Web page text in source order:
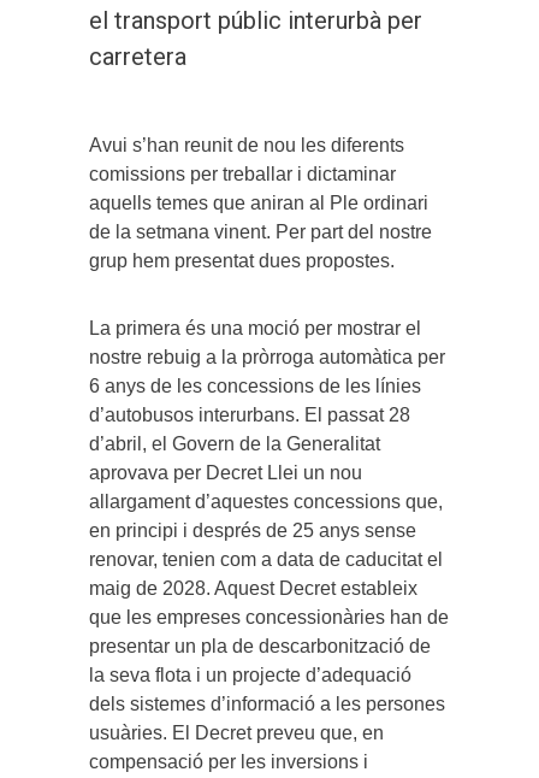
el transport públic interurbà per
carretera
Avui s’han reunit de nou les diferents
comissions per treballar i dictaminar
aquells temes que aniran al Ple ordinari
de la setmana vinent. Per part del nostre
grup hem presentat dues propostes.
La primera és una moció per mostrar el
nostre rebuig a la pròrroga automàtica per
6 anys de les concessions de les línies
d’autobusos interurbans. El passat 28
d’abril, el Govern de la Generalitat
aprovava per Decret Llei un nou
allargament d’aquestes concessions que,
en principi i després de 25 anys sense
renovar, tenien com a data de caducitat el
maig de 2028. Aquest Decret estableix
que les empreses concessionàries han de
presentar un pla de descarbonització de
la seva flota i un projecte d’adequació
dels sistemes d’informació a les persones
usuàries. El Decret preveu que, en
compensació per les inversions i